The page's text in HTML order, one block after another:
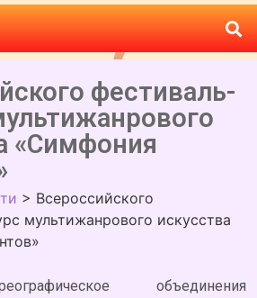
фестиваль-
«Симфония
> Всероссийского
мультижанрового искусства
объединения